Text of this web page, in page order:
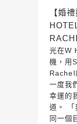
【婚
光在W
機，用
Rachel
一度我
幸運的
道。 「
同一個